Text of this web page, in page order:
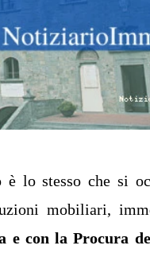
è lo stesso che si
mobiliari,
e con la Procura